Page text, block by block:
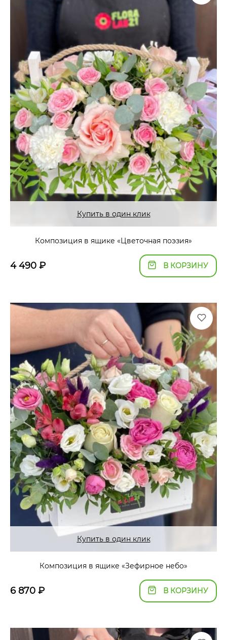
Купить в один клик
Композиция в ящике «Цветочная поэзия»
4 490 ₽ В КОРЗИНУ
Купить в один клик
Композиция в ящике «Зефирное небо»
6 870 ₽ В КОРЗИНУ